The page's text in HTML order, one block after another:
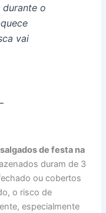
o
vai
de festa na
duram de 3
ou cobertos
o risco de
especialmente